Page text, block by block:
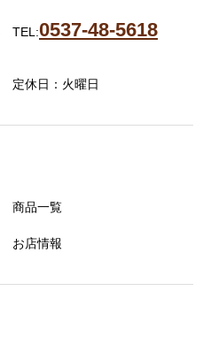
TEL:0537-48-5618
定休日：火曜日
商品一覧
お店情報